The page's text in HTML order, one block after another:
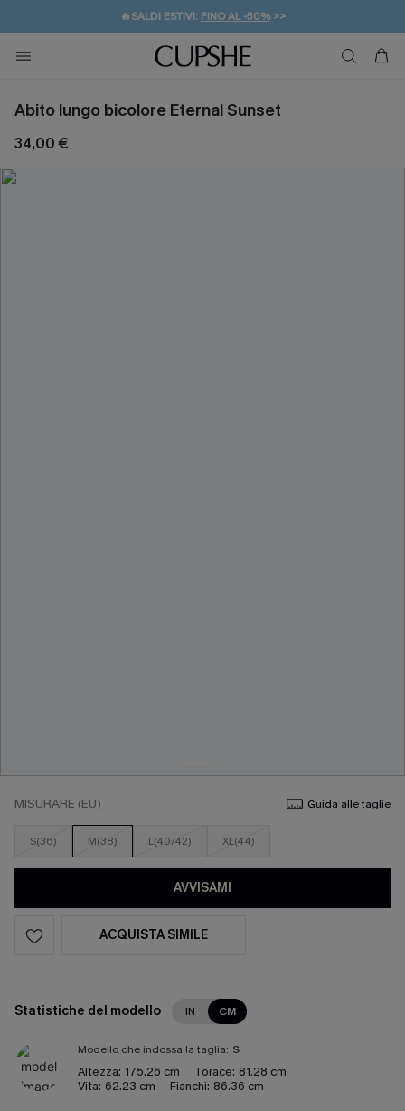
🔥SALDI ESTIVI: FINO AL -50%>>
🚚SPEDIZIONE GRATUITA DA 49€
💌REGALO PER I NUOVI: 20% DI SCONTO*
Abito lungo bicolore Eternal Sunset
34,00 €
MISURARE (EU) Guida alle taglie
S(36) M(38) L(40/42) XL(44)
AVVISAMI
ACQUISTA SIMILE
Statistiche del modello IN CM
Modello che indossa la taglia: S
Altezza: 175.26 cm Torace: 81.28 cm
Vita: 62.23 cm Fianchi: 86.36 cm